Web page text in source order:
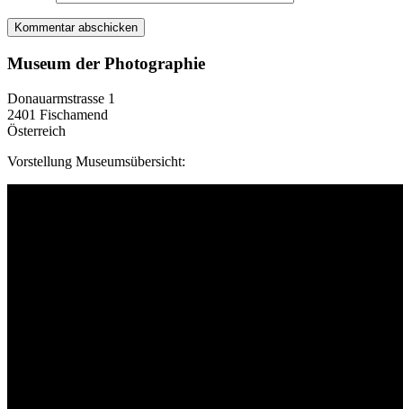
Museum der Photographie
Donauarmstrasse 1
2401 Fischamend
Österreich
Vorstellung Museumsübersicht: